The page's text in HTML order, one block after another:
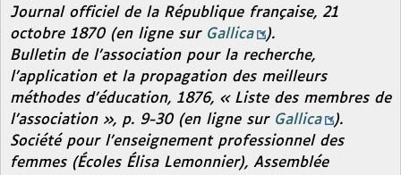
Journal officiel de la République française, 21
octobre 1870 (en ligne sur Gallica
).
Bulletin de l’association pour la recherche,
l’application et la propagation des meilleurs
méthodes d’éducation, 1876, « Liste des membres de
l’association », p. 9-30 (en ligne sur Gallica
).
Société pour l’enseignement professionnel des
femmes (Écoles Élisa Lemonnier), Assemblée